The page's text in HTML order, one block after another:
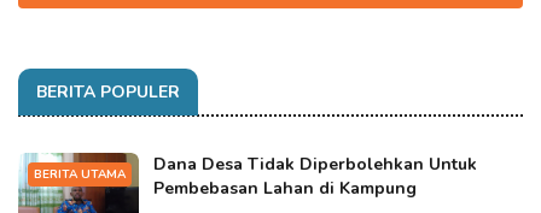
BERITA POPULER
BERITA UTAMA
Dana Desa Tidak Diperbolehkan Untuk
Pembebasan Lahan di Kampung